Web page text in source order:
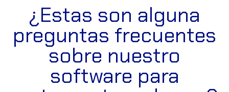
¿Estas son alguna
preguntas frecuentes
sobre nuestro
software para